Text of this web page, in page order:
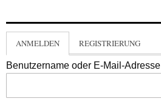
ANMELDEN REGISTRIERUNG
Benutzername oder E-Mail-Adresse